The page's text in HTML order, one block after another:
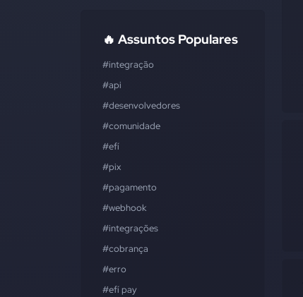
🔥 Assuntos Populares
#integração
#api
#desenvolvedores
#comunidade
#efí
#pix
#pagamento
#webhook
#integrações
#cobrança
#erro
#efí pay